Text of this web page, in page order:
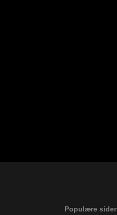
Populære sider